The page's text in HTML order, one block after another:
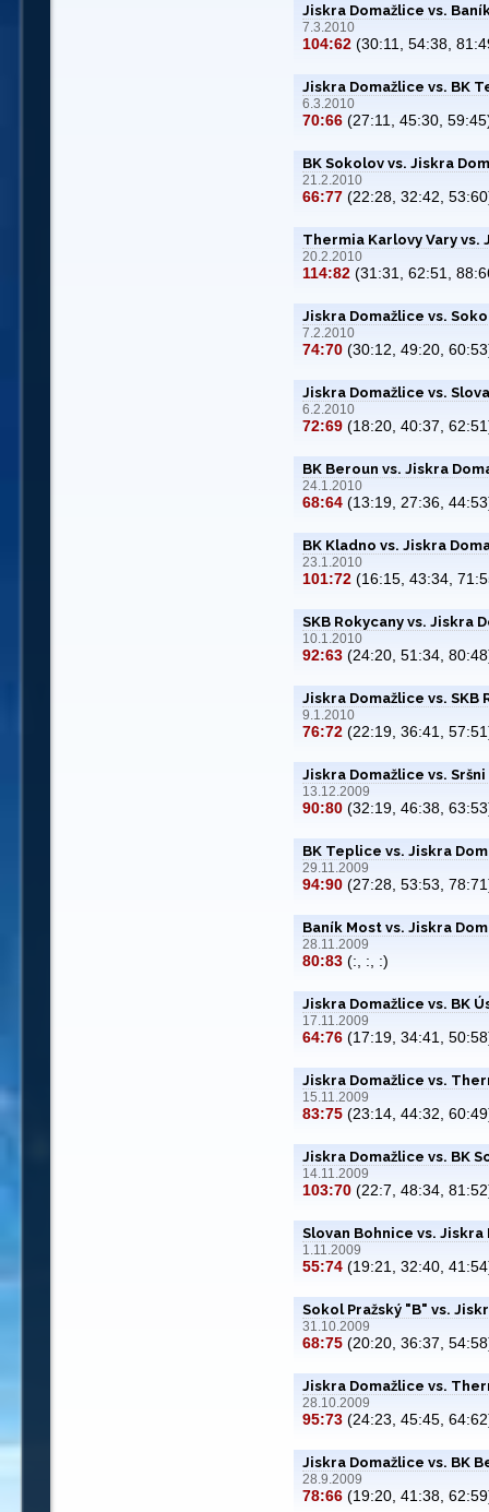
Jiskra Domažlice vs.
7.3.2010
104:62 (30:11, 54:38,
Jiskra Domažlice vs. BK
6.3.2010
70:66 (27:11, 45:30,
BK Sokolov vs. Jiskra
21.2.2010
66:77 (22:28, 32:42,
Thermia Karlovy Vary vs.
20.2.2010
114:82 (31:31, 62:51,
Jiskra Domažlice vs.
7.2.2010
74:70 (30:12, 49:20,
Jiskra Domažlice vs.
6.2.2010
72:69 (18:20, 40:37,
BK Beroun vs. Jiskra
24.1.2010
68:64 (13:19, 27:36,
BK Kladno vs. Jiskra
23.1.2010
101:72 (16:15, 43:34,
SKB Rokycany vs. Jiskra
10.1.2010
92:63 (24:20, 51:34,
Jiskra Domažlice vs. SKB
9.1.2010
76:72 (22:19, 36:41,
Jiskra Domažlice vs.
13.12.2009
90:80 (32:19, 46:38,
BK Teplice vs. Jiskra
29.11.2009
94:90 (27:28, 53:53,
Baník Most vs. Jiskra
28.11.2009
80:83 (:, :, :)
Jiskra Domažlice vs. BK
17.11.2009
64:76 (17:19, 34:41,
Jiskra Domažlice vs.
15.11.2009
83:75 (23:14, 44:32,
Jiskra Domažlice vs. BK
14.11.2009
103:70 (22:7, 48:34,
Slovan Bohnice vs. Jiskra
1.11.2009
55:74 (19:21, 32:40,
Sokol Pražský "B" vs.
31.10.2009
68:75 (20:20, 36:37,
Jiskra Domažlice vs.
28.10.2009
95:73 (24:23, 45:45,
Jiskra Domažlice vs. BK
28.9.2009
78:66 (19:20, 41:38,